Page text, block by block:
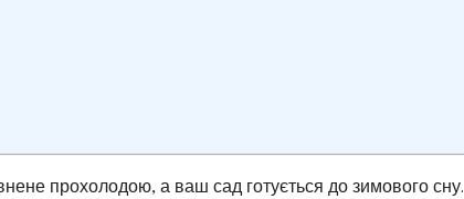
прохолодою, а ваш сад готується до зимового сну.